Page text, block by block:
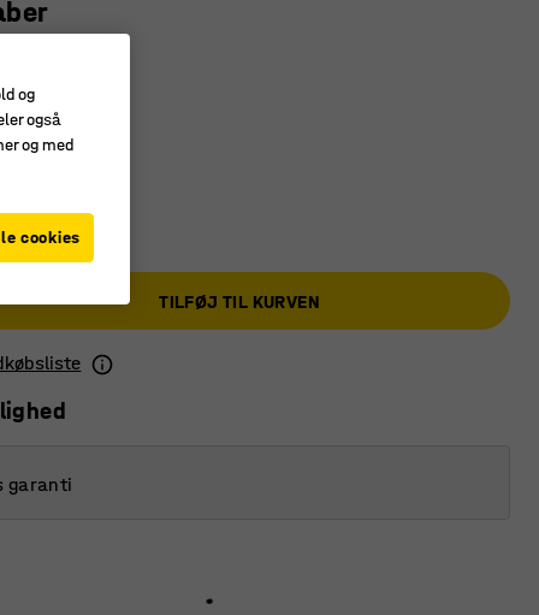
kant
TILFØJ TIL KURVEN
garanti
og
også
og med
cookies